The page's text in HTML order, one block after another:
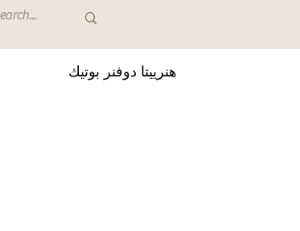
هنرييتا دوفنر بوتيك